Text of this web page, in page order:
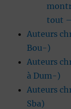
tout –
Auteurs
Bou-)
Auteurs
à Dum-)
Auteurs
Sba)